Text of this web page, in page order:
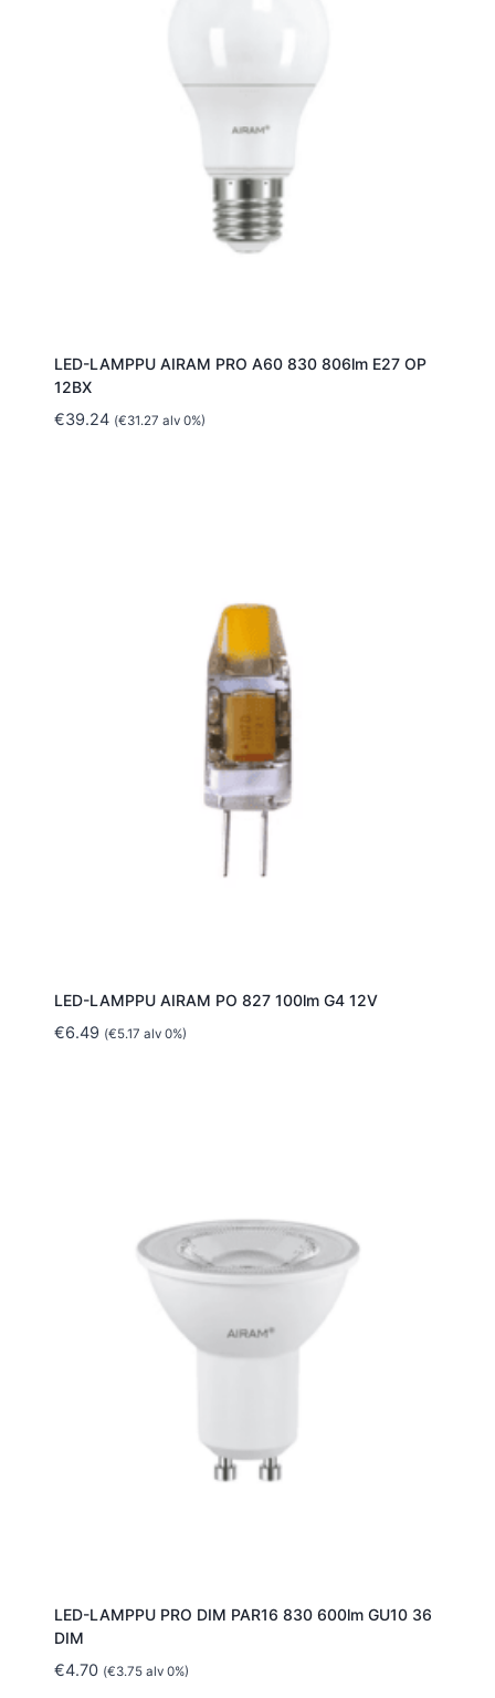
LED-LAMPPU AIRAM PRO A60 830 806lm E27 OP
12BX
€39.24 (€31.27 alv 0%)
LED-LAMPPU AIRAM PO 827 100lm G4 12V
€6.49 (€5.17 alv 0%)
LED-LAMPPU PRO DIM PAR16 830 600lm GU10 36
DIM
€4.70 (€3.75alv 0%)